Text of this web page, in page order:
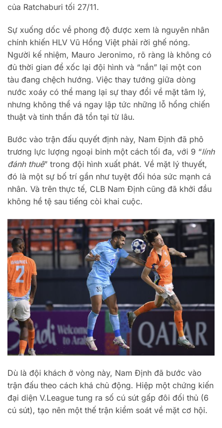
của Ratchaburi tối 27/11.
Sự xuống dốc về phong độ được xem là nguyên nhân
chính khiến HLV Vũ Hồng Việt phải rời ghế nóng.
Người kế nhiệm, Mauro Jeronimo, rõ ràng là không có
đủ thời gian để xốc lại đội hình và “nắn” lại một con
tàu đang chệch hướng. Việc thay tướng giữa dòng
nước xoáy có thể mang lại sự thay đổi về mặt tâm lý,
nhưng không thể vá ngay lập tức những lỗ hổng chiến
thuật và tinh thần đã tồn tại từ lâu.
Bước vào trận đấu quyết định này, Nam Định đã phô
trương lực lượng ngoại binh một cách tối đa, với 9 “lính
đánh thuê” trong đội hình xuất phát. Về mặt lý thuyết,
đó là một sự bố trí gần như tuyệt đối hóa sức mạnh cá
nhân. Và trên thực tế, CLB Nam Định cũng đã khởi đầu
không hề tệ sau tiếng còi khai cuộc.
Dù là đội khách ở vòng này, Nam Định đã bước vào
trận đấu theo cách khá chủ động. Hiệp một chứng kiến
đại diện V.League tung ra số cú sút gấp đôi đối thủ (6
cú sút), tạo nên một thế trận kiểm soát về mặt cơ hội.